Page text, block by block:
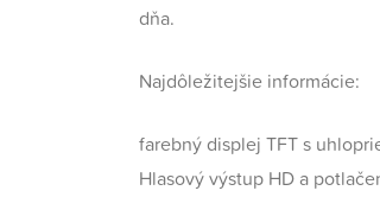
dňa.
Najdôležitejšie informácie:
farebný displej TFT s
Hlasový výstup HD a